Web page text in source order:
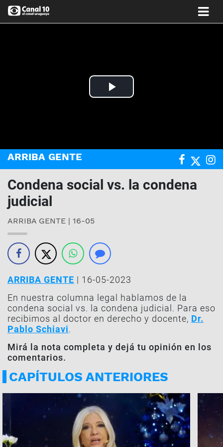
Play
ARRIBA GENTE
Condena social vs. la condena
judicial
ARRIBA GENTE | 16-05
ARRIBA GENTE | 16-05-2023
En nuestra columna legal hablamos de la
condena social vs. la condena judicial. Para eso
recibimos al doctor en derecho y docente, Dr.
Pablo Schiavi.
Mirá la nota completa y dejá tu opinión en los
comentarios.
CAPÍTULOS ANTERIORES